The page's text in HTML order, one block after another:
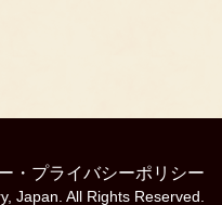
・ プライバシーポリシー
Japan. All Rights Reserved.